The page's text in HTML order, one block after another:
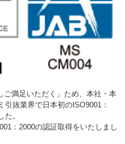
受付時間：平日8:30～17:30
ご満足いただく」ため、本社・本
引抜業界で日本初のISO9001：
。
：2000の認証取得をいたしまし